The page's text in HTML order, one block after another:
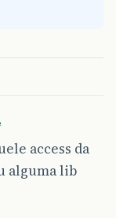
access da
alguma lib